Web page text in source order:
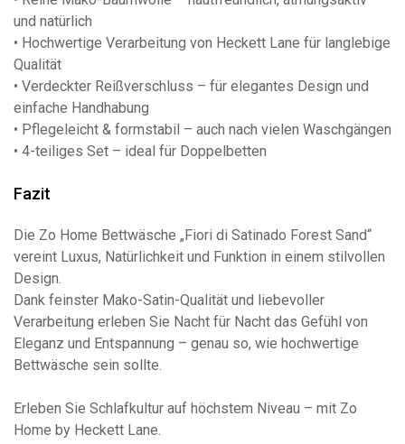
und natürlich
• Hochwertige Verarbeitung von Heckett Lane für langlebige
Qualität
• Verdeckter Reißverschluss – für elegantes Design und
einfache Handhabung
• Pflegeleicht & formstabil – auch nach vielen Waschgängen
• 4-teiliges Set – ideal für Doppelbetten
Fazit
Die Zo Home Bettwäsche „Fiori di Satinado Forest Sand“
vereint Luxus, Natürlichkeit und Funktion in einem stilvollen
Design.
Dank feinster Mako-Satin-Qualität und liebevoller
Verarbeitung erleben Sie Nacht für Nacht das Gefühl von
Eleganz und Entspannung – genau so, wie hochwertige
Bettwäsche sein sollte.
Erleben Sie Schlafkultur auf höchstem Niveau – mit Zo
Home by Heckett Lane.